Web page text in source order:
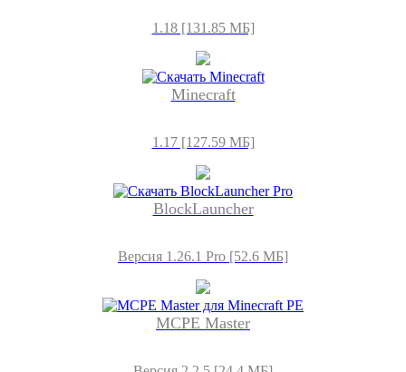
1.18 [131.85 МБ]
Minecraft
1.17 [127.59 МБ]
BlockLauncher
Версия 1.26.1 Pro [52.6 МБ]
MCPE Master